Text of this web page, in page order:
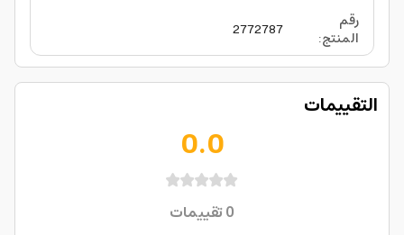
رقم
المنتج:
2772787
التقييمات
0.0
0تقييمات